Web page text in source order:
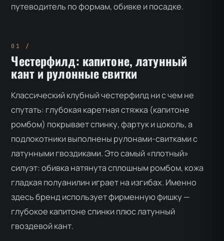
путеводитель по формам, обивке и посадке.
Честерфилд: капитоне, латунный
кант и рулонные свитки
Классический клубный честерфилд ни с чем не
спутать: глубокая каретная стяжка (капитоне
ромбом) покрывает спинку, фартук и цоколь, а
подлокотники выполнены рулонами-свитками с
латунными гвоздиками. Это самый «плотный»
силуэт: обивка натянута сплошным ромбом, кожа
гладкая полуанилин играет на изгибах. Именно
здесь бренд использует фирменную фишку —
глубокое капитоне спинки плюс латунный
гвоздевой кант.